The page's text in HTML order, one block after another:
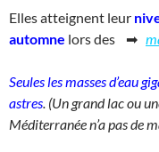
Elles atteignent leur
automne lors des ➡
Seules les masses d’eau
astres. (Un grand lac ou
Méditerranée n’a pas de